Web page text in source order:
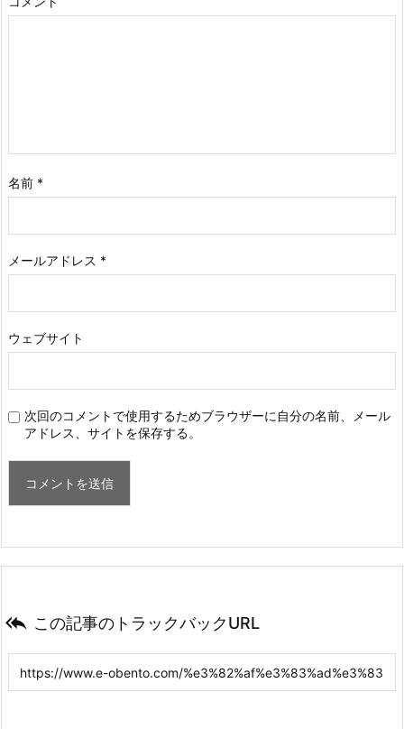
名前 *
メールアドレス *
ウェブサイト
次回のコメントで使用するためブラウザーに自分の名前、メール
アドレス、サイトを保存する。
 この記事のトラックバックURL